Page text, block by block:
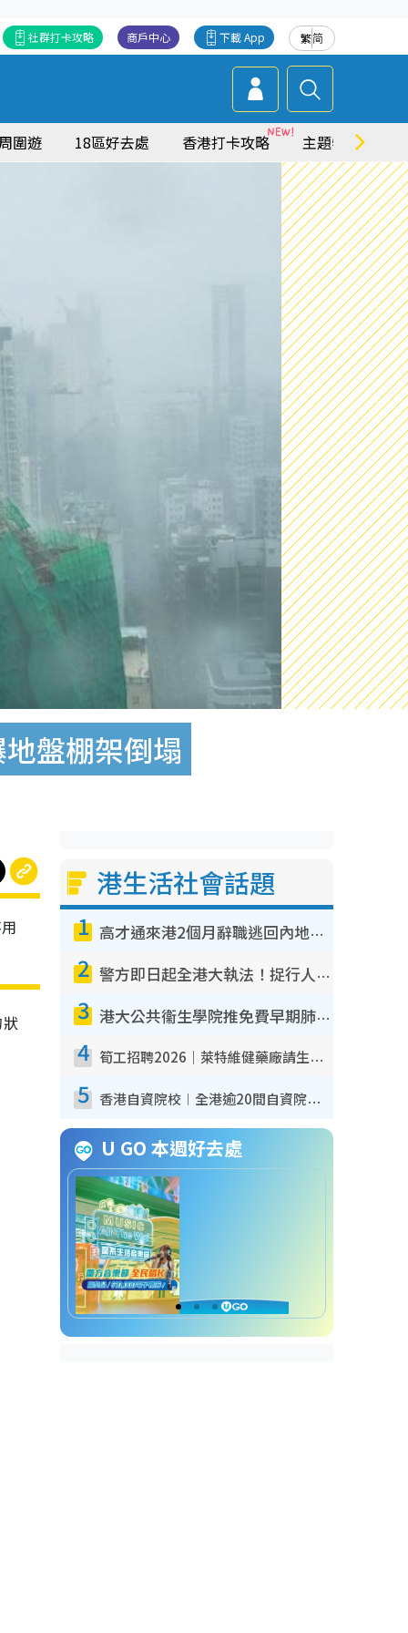
繁简
下載 App
商戶中心
社群打卡攻略
圍遊 18區好去處 香港打卡攻略 主題特集
盤棚架倒塌
港生活社會話題
1 高才通來港2個月辭職逃回內地！控訴港企3宗罪 歎微管理極窒息
2 警方即日起全港大執法！捉行人亂過馬路+司機不專注駕駛！亂過馬路罰$2000
3 港大公共衞生學院推免費早期肺癌篩查！合資格人士將獲全額資助定期血液化驗／電腦斷層掃描／風險評估
4 筍工招聘2026｜萊特維健藥廠請生產操作員！月薪高達$1.7萬 冷氣廠房/五天工作/保證雙糧
5 香港自資院校︱全港逾20間自資院校課程報名攻略 留位費可退/申請日期/報名連結
U GO 本週好去處